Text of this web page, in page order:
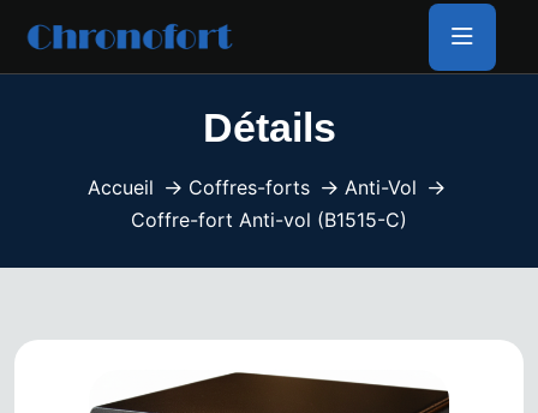
Détails
Accueil Coffres-forts
Anti-Vol
Coffre-fort Anti-vol (B1515-C)